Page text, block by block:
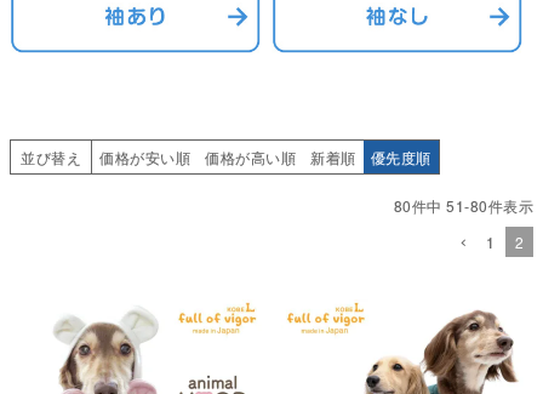
並び替え 価格が安い順 価格が高い順 新着順 優先度順
80件中 51-80件表示
1
2